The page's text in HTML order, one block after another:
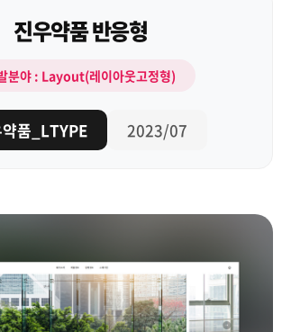
진우약품 반응형
분야 : Layout(레이아웃고정형)
품_LTYPE 2023/07